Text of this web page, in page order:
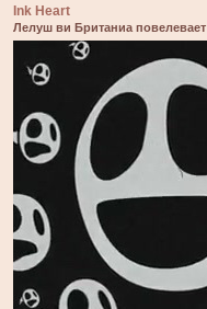
Ink Heart
Лелуш ви Британиа повелевает